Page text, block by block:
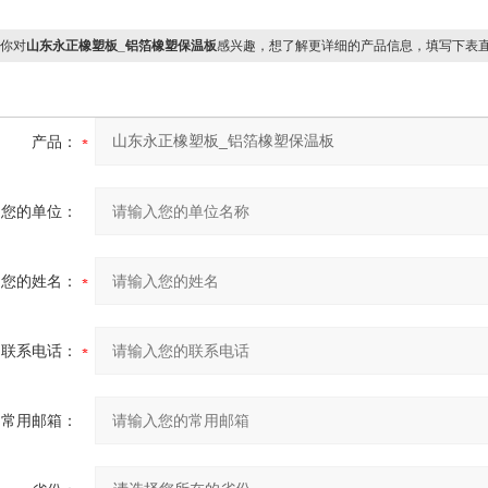
对山东永正橡塑板_铝箔橡塑保温板感兴趣，想了解更详细的产品信息，填写下表
产品：
您的单位：
您的姓名：
联系电话：
常用邮箱：